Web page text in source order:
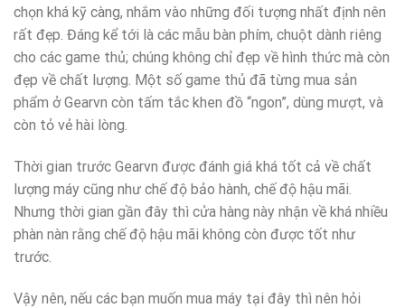
chọn khá kỹ càng, nhắm vào những đối tượng nhất định nên
rất đẹp. Đáng kể tới là các mẫu bàn phím, chuột dành riêng
cho các game thủ; chúng không chỉ đẹp về hình thức mà còn
đẹp về chất lượng. Một số game thủ đã từng mua sản
phẩm ở Gearvn còn tấm tắc khen đồ “ngon”, dùng mượt, và
còn tỏ vẻ hài lòng.
Thời gian trước Gearvn được đánh giá khá tốt cả về chất
lượng máy cũng như chế độ bảo hành, chế độ hậu mãi.
Nhưng thời gian gần đây thì cửa hàng này nhận về khá nhiều
phàn nàn rằng chế độ hậu mãi không còn được tốt như
trước.
Vậy nên, nếu các bạn muốn mua máy tại đây thì nên hỏi